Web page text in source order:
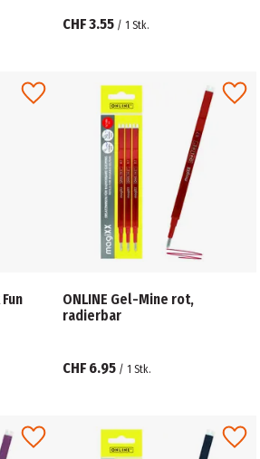
CHF 3.55 / 1 Stk.
ONLINE Gel-Mine rot,
radierbar
CHF 6.95 / 1 Stk.